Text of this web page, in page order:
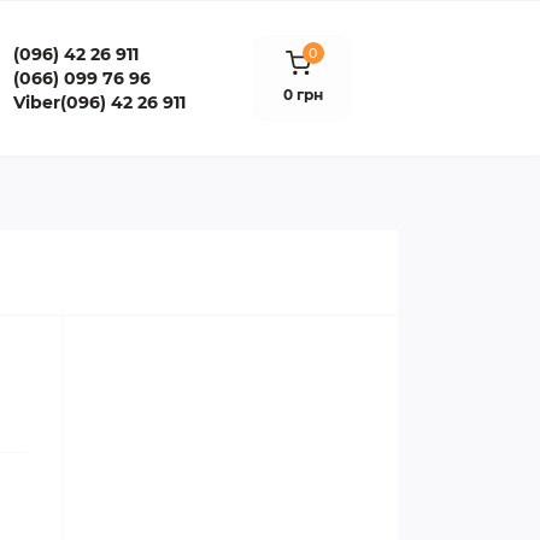
(096) 42 26 911
(066) 099 76 96
Viber(096) 42 26 911
0
0 грн